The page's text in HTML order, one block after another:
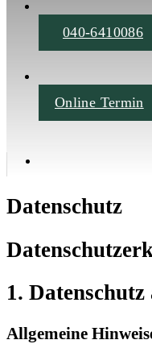
040-6410086
Online Termin
Datenschutz
1.
Allgemeine